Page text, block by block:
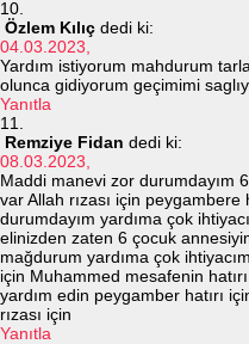
Özlem Kılıç dedi ki:
04.03.2023,
Yardım istiyorum mahdurum
olunca gidiyorum geçimimi
Yanıtla
Remziye Fidan dedi ki:
08.03.2023,
Maddi manevi zor durumdayım
var Allah rızası için peygambere
durumdayım yardıma çok
elinizden zaten 6 çocuk
mağdurum yardıma çok
için Muhammed mesafenin
yardım edin peygamber hatırı
rızası için
Yanıtla